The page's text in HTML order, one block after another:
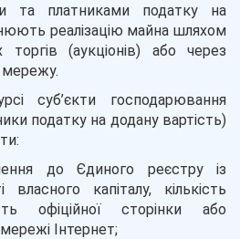
та платниками податку на
реалізацію майна шляхом
торгів (аукціонів) або через
мережу.
суб’єкти господарювання
податку на додану вартість)
до Єдиного реєстру із
власного капіталу, кількість
офіційної сторінки або
Інтернет;